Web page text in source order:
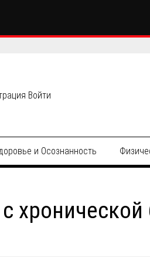
Войти
и Осознанность